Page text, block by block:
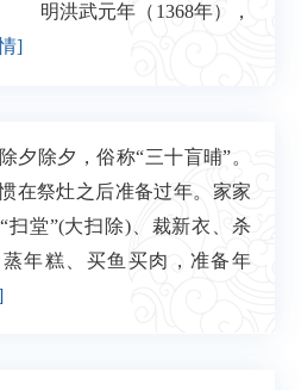
明洪武元年（1368年），
]
除夕，俗称“三十盲晡”。
在祭灶之后准备过年。家家
扫堂”(大扫除)、裁新衣、杀
年糕、买鱼买肉，准备年